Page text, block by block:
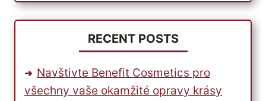
RECENT POSTS
Navštivte Benefit Cosmetics pro
všechny vaše okamžité opravy krásy